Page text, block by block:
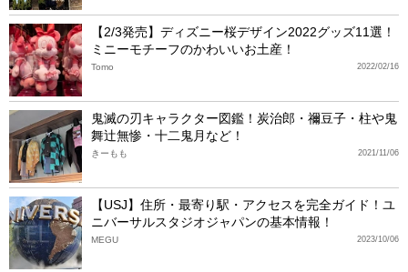
【2/3発売】ディズニー桜デザイン2022グッズ11選！
ミニーモチーフのかわいいお土産！
2022/02/16
Tomo
鬼滅の刃キャラクター図鑑！炭治郎・禰豆子・柱や鬼
舞辻無惨・十二鬼月など！
2021/11/06
きーもも
【USJ】住所・最寄り駅・アクセスを完全ガイド！ユ
ニバーサルスタジオジャパンの基本情報！
2023/10/06
MEGU